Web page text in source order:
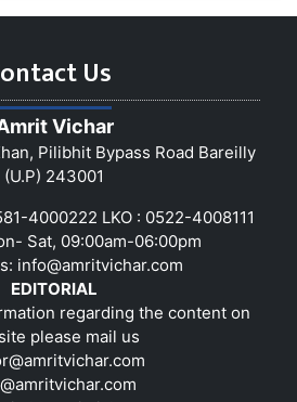
Us
Vichar
Pilibhit Bypass Road Bareilly
(U.P) 243001
4000222 LKO : 0522-4008111
Sat, 09:00am-06:00pm
info@amritvichar.com
EDITORIAL
regarding the content on
please mail us